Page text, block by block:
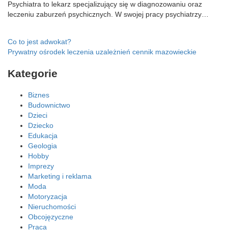
Psychiatra to lekarz specjalizujący się w diagnozowaniu oraz
leczeniu zaburzeń psychicznych. W swojej pracy psychiatrzy…
Nawigacja
wpisu
Co to jest adwokat?
Prywatny ośrodek leczenia uzależnień cennik mazowieckie
Kategorie
Biznes
Budownictwo
Dzieci
Dziecko
Edukacja
Geologia
Hobby
Imprezy
Marketing i reklama
Moda
Motoryzacja
Nieruchomości
Obcojęzyczne
Praca